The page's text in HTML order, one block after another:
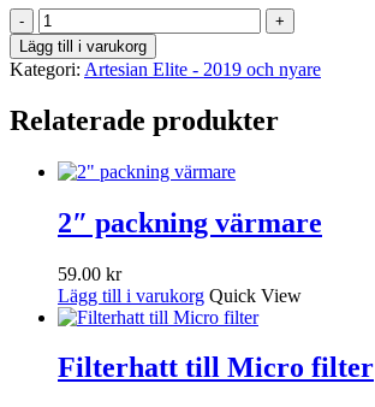
Nackkudde
Nackmassage
Elite
2019-
Lägg till i varukorg
Kategori: Artesian Elite - 2019 och nyare
Relaterade produkter
2″ packning värmare
59.00 kr
Lägg till i varukorg Quick View
Filterhatt till Micro filter